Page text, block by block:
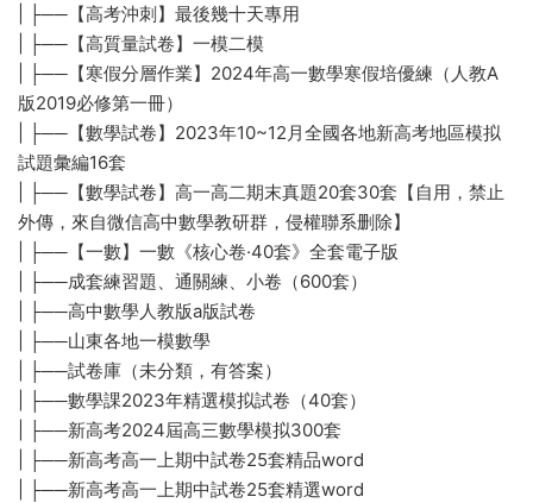
| ├──【高考沖刺】最後幾十天專用
| ├──【高質量試卷】一模二模
| ├──【寒假分層作業】2024年高一數學寒假培優練（人教A
版2019必修第一冊）
| ├──【數學試卷】2023年10~12月全國各地新高考地區模拟
試題彙編16套
| ├──【數學試卷】高一高二期末真題20套30套【自用，禁止
外傳，來自微信高中數學教研群，侵權聯系删除】
| ├──【一數】一數《核心卷·40套》全套電子版
| ├──成套練習題、通關練、小卷（600套）
| ├──高中數學人教版a版試卷
| ├──山東各地一模數學
| ├──試卷庫（未分類，有答案）
| ├──數學課2023年精選模拟試卷（40套）
| ├──新高考2024屆高三數學模拟300套
| ├──新高考高一上期中試卷25套精品word
| ├──新高考高一上期中試卷25套精選word